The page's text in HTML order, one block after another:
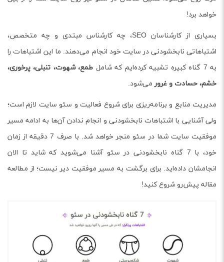
خواهد برد!
بسیاری از کارشناسان SEO، چه کارشناس مبتدی و چه متخصص،
اشتباهاتی نابخشودنی در سایت خود انجام می‌دهند. ما این اشتباهات را
به 7 گناه کبیره تشبیه کرده‌ایم که شامل
طمع، شهوت، تنبلی، پرخوری،
خشم، حسادت و غرورمی‌شود.
مدیریت منابع و برنامه‌ریزی برای شروع فعالیت و سئو سایت لازم است؛
ولی آشنایی با اشتباهات نابخشودنی و انجام ندادن آن‌ها به ادامه مسیر
موفقیت سایت شما در سئو منجر خواهد شد. با صرف 7 دقیقه از زمان
خود، با 7 گناه نابخشودنی در سئو آشنا می‌شوید که شاید تا الان
انجامشان داده‌اید. برای برگشت به مسیر موفقیت دیر نیست؛ از مطالعه
مقاله پیش‌رو شروع کنید!